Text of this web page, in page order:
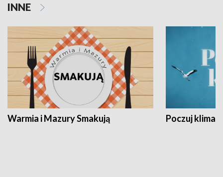
INNE
Warmia i Mazury Smakują Poczuj klimat